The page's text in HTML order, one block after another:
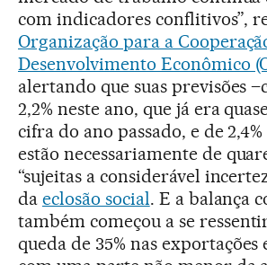
com indicadores conflitivos”,
Organização para a
Desenvolvimento Econômico
alertando que suas previsões
2,2% neste ano, que já era
cifra do ano passado, e de
estão necessariamente de
“sujeitas a considerável
da eclosão social. E a balança
também começou a se
queda de 35% nas